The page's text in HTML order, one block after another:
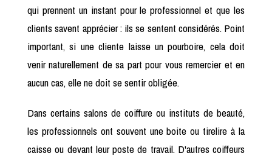
qui prennent un instant pour le professionnel et que les
clients savent apprécier : ils se sentent considérés. Point
important, si une cliente laisse un pourboire, cela doit
venir naturellement de sa part pour vous remercier et en
aucun cas, elle ne doit se sentir obligée.
Dans certains salons de coiffure ou instituts de beauté,
les professionnels ont souvent une boite ou tirelire à la
caisse ou devant leur poste de travail. D'autres coiffeurs